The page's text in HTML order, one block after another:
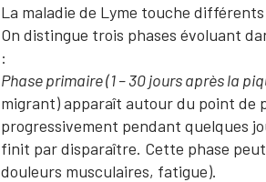
La maladie de Lyme touche
On distingue trois phases évoluant
:
Phase primaire (1 – 30 jours après la
migrant) apparaît autour du point de
progressivement pendant quelques
finit par disparaître. Cette phase
douleurs musculaires, fatigue).